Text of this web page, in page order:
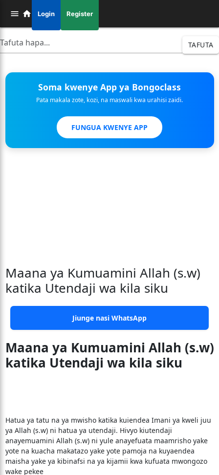
Login Register
TAFUTA
Soma kwenye App ya Bongoclass
Pata makala zote, kozi, na maswali kwa urahisi zaidi.
FUNGUA KWENYE APP
Maana ya Kumuamini Allah (s.w)
katika Utendaji wa kila siku
Jiunge nasi WhatsApp
Maana ya Kumuamini Allah (s.w)
katika Utendaji wa kila siku
Hatua ya tatu na ya mwisho katika kuiendea Imani ya kweli juu
ya Allah (s.w) ni hatua ya utendaji. Hivyo kiutendaji
anayemuamini Allah (s.w) ni yule anayefuata maamrisho yake
yote na kuacha makatazo yake yote pamoja na kuyaendea
maisha yake ya kibinafsi na ya kijamii kwa kufuata mwongozo
wake pekee